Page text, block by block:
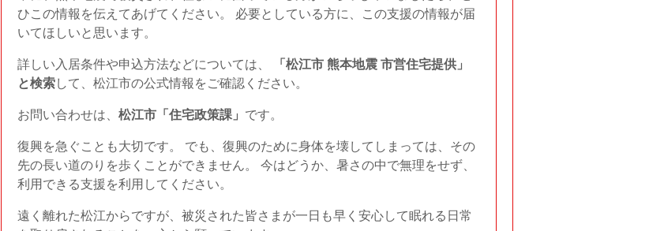
ひこの情報を伝えてあげてください。 必要としている方に、この支援の情報が届
いてほしいと思います。
詳しい入居条件や申込方法などについては、
「松江市 熊本地震 市営住宅提供」
と検索して、松江市の公式情報をご確認ください。
お問い合わせは、 松江市 「住宅政策課」 です。
復興を急ぐことも大切です。 でも、復興のために身体を壊してしまっては、その
先の長い道のりを歩くことができません。 今はどうか、暑さの中で無理をせず、
利用できる支援を利用してください。
遠く離れた松江からですが、被災された皆さまが一日も早く安心して眠れる日常